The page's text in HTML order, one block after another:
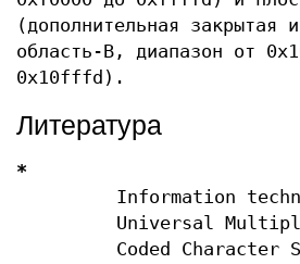
(дополнительная закрытая
область-B, диапазон от
0x10fffd).
Литература
*
Information
Universal
Coded Character